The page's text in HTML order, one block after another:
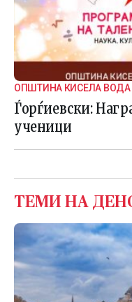
ОПШТИНА КИСЕЛА ВОДА
Ѓорѓиевски:
ученици
ТЕМИ НА